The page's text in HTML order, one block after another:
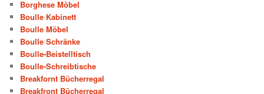
Borghese Möbel
Boulle Kabinett
Boulle Möbel
Boulle Schränke
Boulle-Beistelltisch
Boulle-Schreibtische
Breakfornt Bücherregal
Breakfront Bücherregal